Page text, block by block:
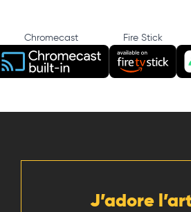
Chromecast Fire Stick
J’adore